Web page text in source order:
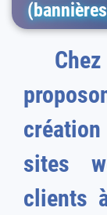
Chez
sites web afin d'aider nos
clients